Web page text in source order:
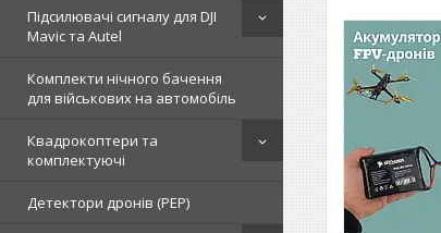
Підсилювачі сигналу для DJI
Mavic та Autel
Комплекти нічного бачення
для військових на автомобіль
Квадрокоптери та
комплектуючі
Детектори дронів (РЕР)